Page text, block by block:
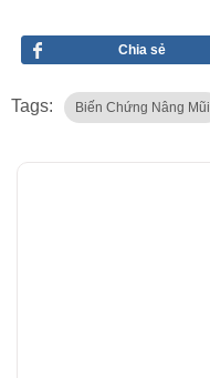
Chia sẻ
Tags: Biến Chứng Nâng Mũi